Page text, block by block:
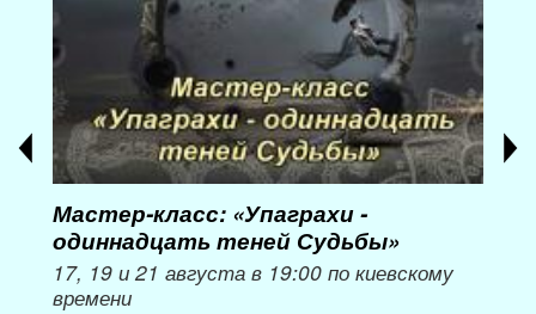
Мастер-класс: «Упаграхи -
одиннадцать теней Судьбы»
17, 19 и 21 августа в 19:00 по киевскому
времени